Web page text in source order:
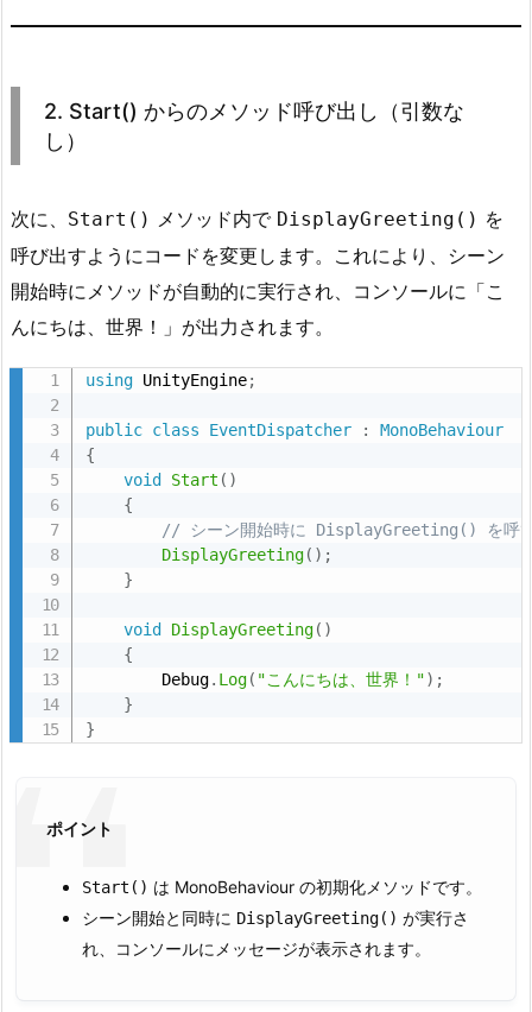
数
な
3.
i
n
t
引
数
を
渡
す
た
め
の
コ
ー
ド
更
ド
2. Start() からのメソッド呼び出し（引数な
し）
次に、 Start() メソッド内で DisplayGreeting() を
呼び出すようにコードを変更します。これにより、シーン
開始時にメソッドが自動的に実行され、コンソールに「こ
んにちは、世界！」が出力されます。
using UnityEngine;
public class EventDispatcher :
MonoBehaviour
{
void
Start ( )
{
// シーン開始時に DisplayGreeting() を呼
DisplayGreeting( ) ;
}
void DisplayGreeting( )
{
        Debug
. Log( "こんにちは、世界！") ;
}
}
ポイント
Start() は MonoBehaviour の初期化メソッドです。
シーン開始と同時に DisplayGreeting() が実行さ
れ、コンソールにメッセージが表示されます。